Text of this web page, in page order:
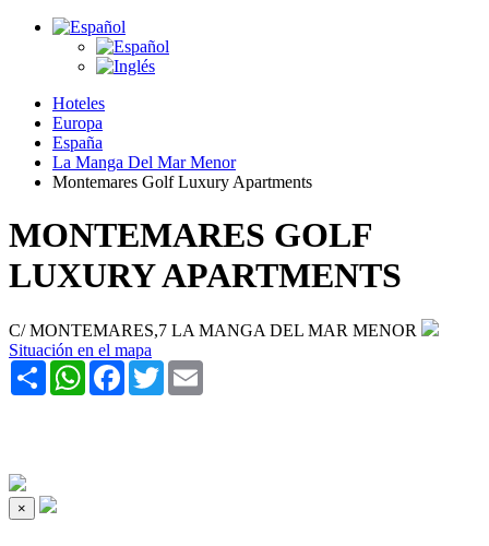
Hoteles
Europa
España
La Manga Del Mar Menor
Montemares Golf Luxury Apartments
MONTEMARES GOLF
LUXURY APARTMENTS
C/ MONTEMARES,7 LA MANGA DEL MAR MENOR
Situación en el mapa
Share WhatsAppFacebook
Twitter
×